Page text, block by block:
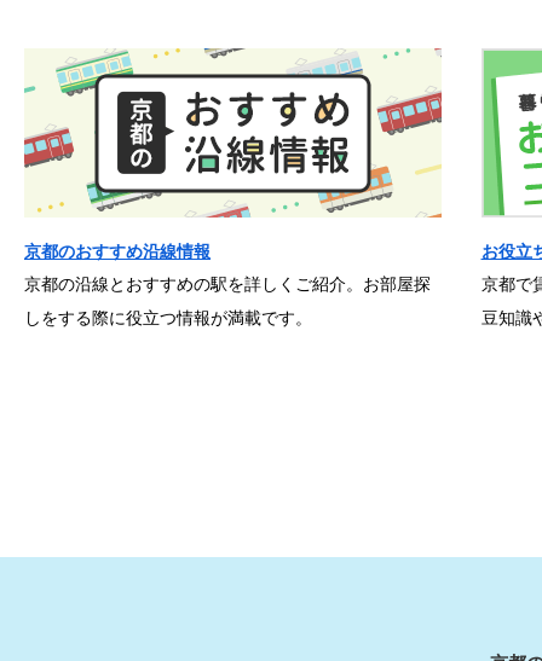
京都のおすすめ沿線情報
京都の沿線とおすすめの駅を詳しくご紹介。お部屋探
しをする際に役立つ情報が満載です。
お役立
京都で
豆知識